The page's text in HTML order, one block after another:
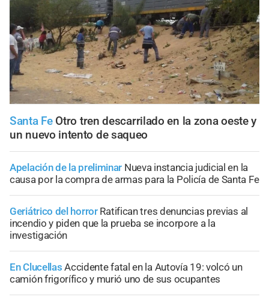
Santa Fe Otro tren descarrilado en la zona oeste y
un nuevo intento de saqueo
Apelación de la preliminar Nueva instancia judicial en la
causa por la compra de armas para la Policía de Santa Fe
Geriátrico del horror Ratifican tres denuncias previas al
incendio y piden que la prueba se incorpore a la
investigación
En Clucellas Accidente fatal en la Autovía 19: volcó un
camión frigorífico y murió uno de sus ocupantes